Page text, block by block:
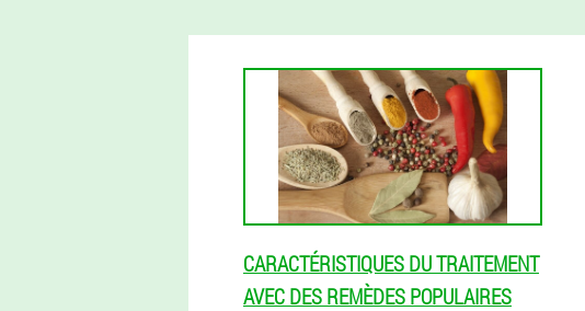
CARACTÉRISTIQUES DU TRAITEMENT
AVEC DES REMÈDES POPULAIRES